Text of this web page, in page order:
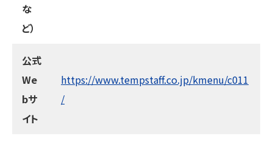
な
ど）
公式
We
bサ
イト
https://www.tempstaff.co.jp/kmenu/c011
/